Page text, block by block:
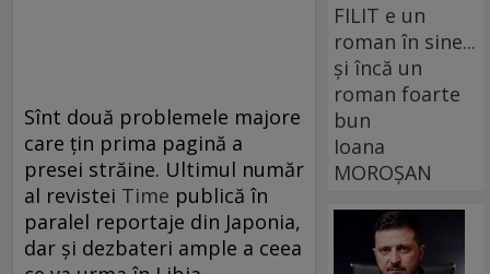
Sînt două problemele majore
care ţin prima pagină a
presei străine. Ultimul număr
al revistei Time publică în
paralel reportaje din Japonia,
dar şi dezbateri ample a ceea
FILIT e un
roman în sine...
și încă un
roman foarte
bun
Ioana
MOROȘAN